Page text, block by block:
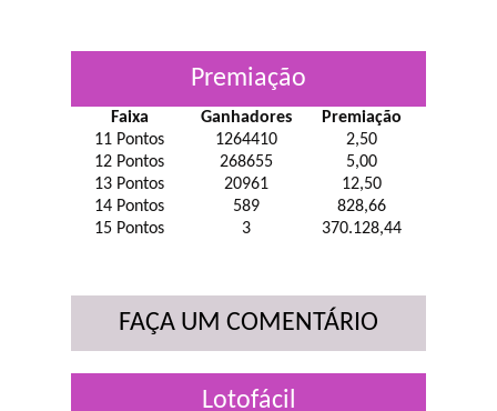
Premiação
Faixa Ganhadores
Premiação
11 Pontos
1264410
2,50
12 Pontos
268655
5,00
13 Pontos
20961
12,50
14 Pontos
589
828,66
15 Pontos
3 370.128,44
FAÇA UM COMENTÁRIO
Lotofácil